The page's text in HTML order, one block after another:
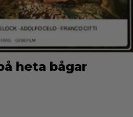
heta bågar